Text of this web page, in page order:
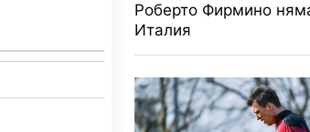
Роберто Фирмино
Италия